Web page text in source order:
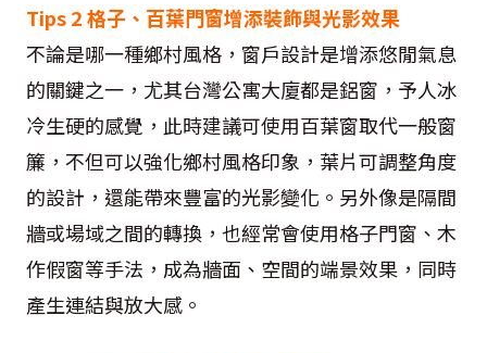
Tips 2 格子、百葉門窗增添裝飾與光影效果
不論是哪一種鄉村風格，窗戶設計是增添悠閒氣息
的關鍵之一，尤其台灣公寓大廈都是鋁窗，予人冰
冷生硬的感覺，此時建議可使用百葉窗取代一般窗
簾，不但可以強化鄉村風格印象，葉片可調整角度
的設計，還能帶來豐富的光影變化。另外像是隔間
牆或場域之間的轉換，也經常會使用格子門窗、木
作假窗等手法，成為牆面、空間的端景效果，同時
產生連結與放大感。